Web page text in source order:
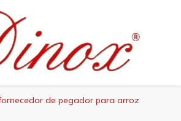
de pegador para arroz